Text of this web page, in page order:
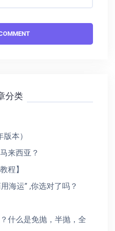
分类
本）
来西亚？
程】
海运” ,你选对了吗？
什么是免抛，半抛，全